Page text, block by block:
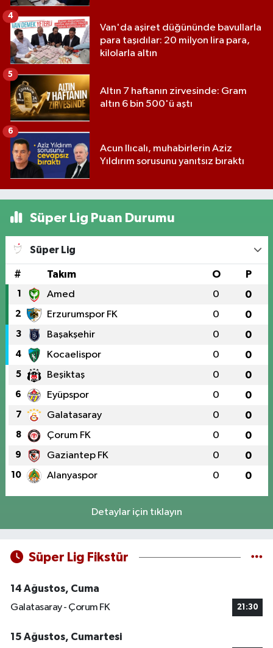
Van'da aşiret düğününde bavullarla
para taşıdılar: 20 milyon lira para,
kilolarla altın
4
Altın 7 haftanın zirvesinde: Gram
altın 6 bin 500'ü aştı
5
Acun Ilıcalı, muhabirlerin Aziz
Yıldırım sorusunu yanıtsız bıraktı
6
Süper Lig Puan Durumu
Süper Lig
# Takım O P
1 Amed 0 0
2 Erzurumspor FK 0 0
3 Başakşehir 0 0
4 Kocaelispor 0 0
5 Beşiktaş 0 0
6 Eyüpspor 0 0
7 Galatasaray 0 0
8 Çorum FK 0 0
9 Gaziantep FK 0 0
10 Alanyaspor 0 0
Detaylar için tıklayın
Süper Lig Fikstür
14 Ağustos, Cuma
Galatasaray - Çorum FK
21:30
15 Ağustos, Cumartesi